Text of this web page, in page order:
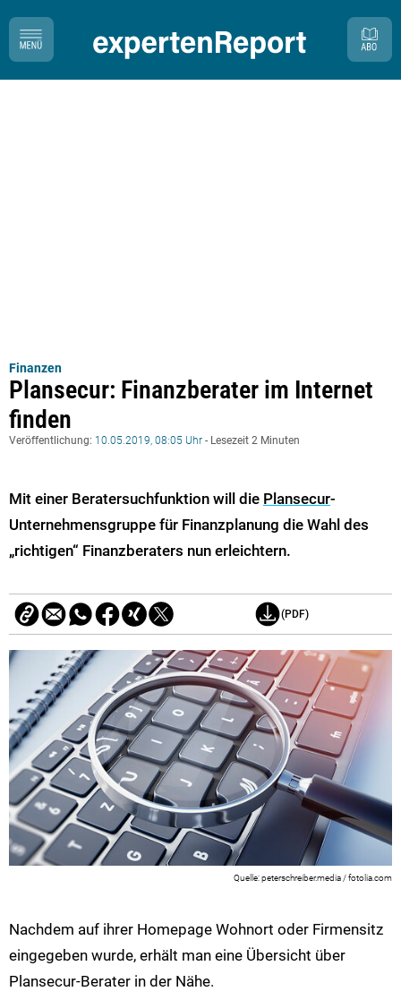
Finanzen
Plansecur: Finanzberater im Internet
finden
Veröffentlichung: 10.05.2019, 08:05 Uhr - Lesezeit 2 Minuten
Mit einer Beratersuchfunktion will die Plansecur-
Unternehmensgruppe für Finanzplanung die Wahl des
„richtigen“ Finanzberaters nun erleichtern.
(PDF)
peterschreiber.media / fotolia.com
Nachdem auf ihrer Homepage Wohnort oder Firmensitz
eingegeben wurde, erhält man eine Übersicht über
Plansecur-Berater in der Nähe.